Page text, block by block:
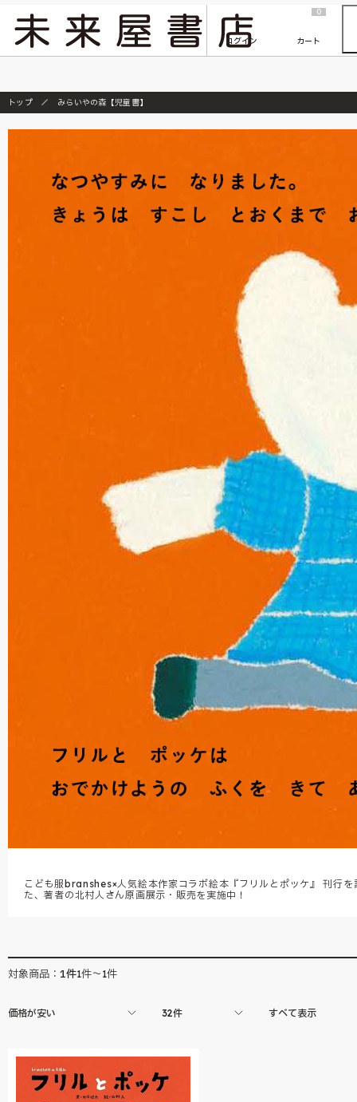
『ONE PIECE magazine 021 ONE PIECEカード付き同梱版』発売延期のご案内
ログイン
0
カート
トップ みらいやの森【児童書】
こども服branshes×人気絵本作家コラボ絵本『フリルとポッケ』 刊行を
た、著者の北村人さん原画展示・販売を実施中！
対象商品： 1件1件～1件
価格が安い 32件 すべて表示